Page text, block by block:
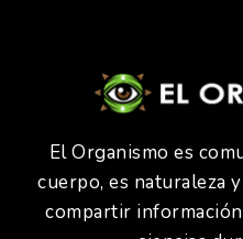
El Organismo es
cuerpo, es naturaleza
compartir